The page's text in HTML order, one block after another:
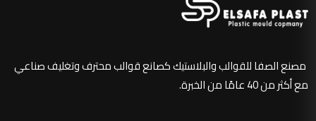
مصنع الصفا للقوالب والبلاستيك كصانع قوالب محترف وتغليف صناعي
مع أكثر من 40 عامًا من الخبرة.